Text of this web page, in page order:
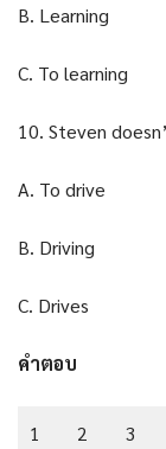
B. Learning
C. To learning
10. Steven
A. To drive
B. Driving
C. Drives
คำตอบ
1 2 3